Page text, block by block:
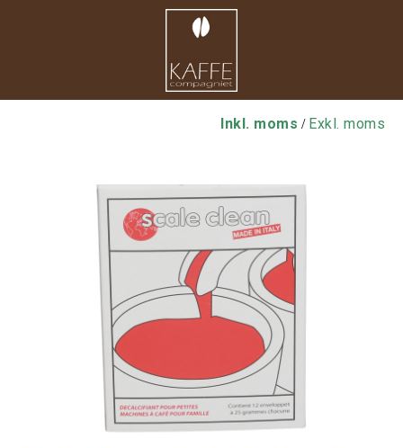
Inkl. moms / Exkl. moms